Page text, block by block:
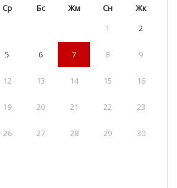
Ср Бс Жм Сн
Жк
1
2
5 6 7 8 9
12 13 14 15 16
19 20 21 22 23
26 27 28 29 30